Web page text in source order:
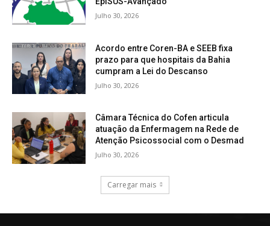
Julho 30, 2026
Acordo entre Coren-BA e SEEB fixa
prazo para que hospitais da Bahia
cumpram a Lei do Descanso
Julho 30, 2026
Câmara Técnica do Cofen articula
atuação da Enfermagem na Rede de
Atenção Psicossocial com o Desmad
Julho 30, 2026
Carregar mais